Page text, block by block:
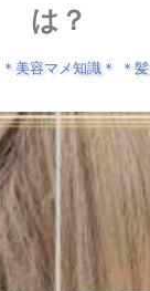
は？
＊美容マメ知識＊ ＊